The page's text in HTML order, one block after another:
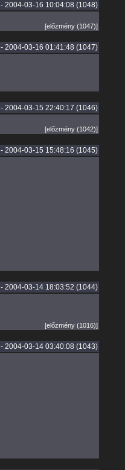
- 2004-03-16 10:04:08 (1048)
[előzmény (1047)]
- 2004-03-16 01:41:48 (1047)
- 2004-03-15 22:40:17 (1046)
[előzmény (1042)]
- 2004-03-15 15:48:16 (1045)
- 2004-03-14 18:03:52 (1044)
[előzmény (1016)]
- 2004-03-14 03:40:08 (1043)